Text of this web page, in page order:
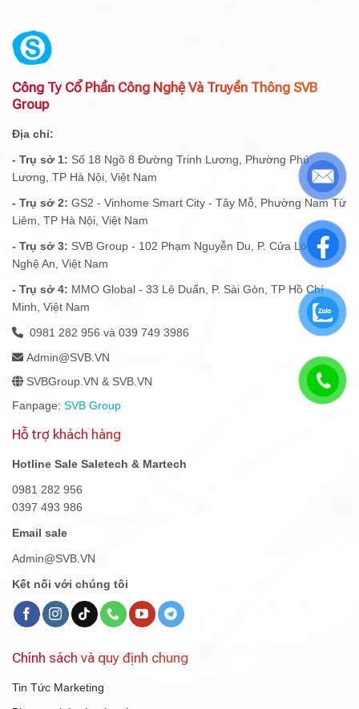
Công Ty Cổ Phần Công Nghệ Và Truyền Thông SVB
Group
Địa chỉ:
- Trụ sở 1: Số 18 Ngõ 8 Đường Trinh Lương, Phường Phú
Lương, TP Hà Nội, Việt Nam
- Trụ sở 2: GS2 - Vinhome Smart City - Tây Mỗ, Phường Nam Từ
Liêm, TP Hà Nội, Việt Nam
- Trụ sở 3: SVB Group - 102 Phạm Nguyễn Du, P. Cửa Lò, Tỉnh
Nghệ An, Việt Nam
- Trụ sở 4: MMO Global - 33 Lê Duẩn, P. Sài Gòn, TP Hồ Chí
Minh, Việt Nam
0981 282 956 và 039 749 3986
Admin@SVB.VN
SVBGroup.VN & SVB.VN
Fanpage: SVB Group
Hỗ trợ khách hàng
Hotline Sale Saletech & Martech
0981 282 956
0397 493 986
Email sale
Admin@SVB.VN
Kết nối với chúng tôi
Chính sách và quy định chung
Tin Tức Marketing